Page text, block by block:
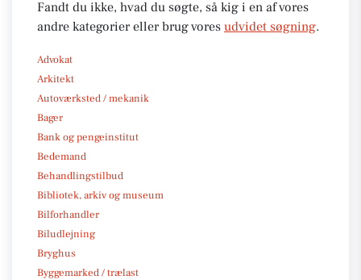
Fandt du ikke, hvad du søgte, så kig i en af vores
andre kategorier eller brug vores udvidet søgning.
Advokat
Arkitekt
Autoværksted / mekanik
Bager
Bank og pengeinstitut
Bedemand
Behandlingstilbud
Bibliotek, arkiv og museum
Bilforhandler
Biludlejning
Bryghus
Byggemarked / trælast